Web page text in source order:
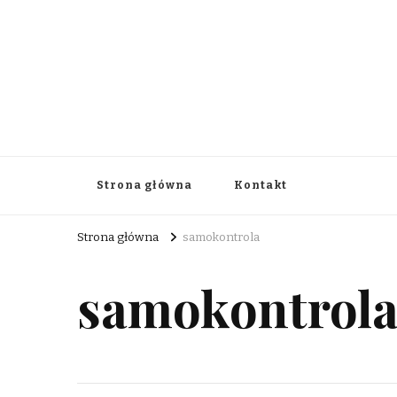
Strona główna Kontakt
Strona główna samokontrola